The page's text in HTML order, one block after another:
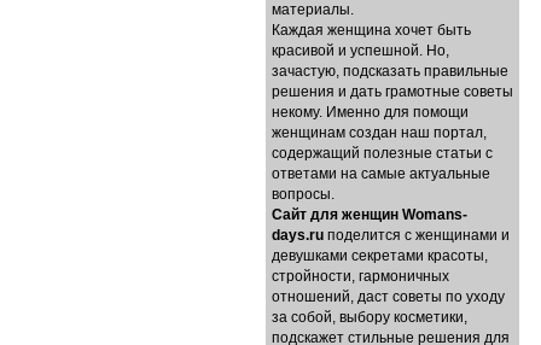
материалы.
Каждая женщина хочет быть
красивой и успешной. Но,
зачастую, подсказать правильные
решения и дать грамотные советы
некому. Именно для помощи
женщинам создан наш портал,
содержащий полезные статьи с
ответами на самые актуальные
вопросы.
Cайт для женщин Womans-
days.ru поделится с женщинами и
девушками секретами красоты,
стройности, гармоничных
отношений, даст советы по уходу
за собой, выбору косметики,
подскажет стильные решения для